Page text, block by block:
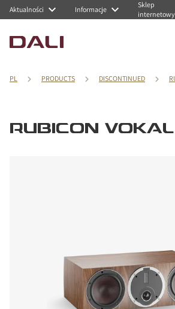
Aktualności Informacje
Sklep
internetowy
PL PRODUCTS DISCONTINUED
RUBICON VOKAL